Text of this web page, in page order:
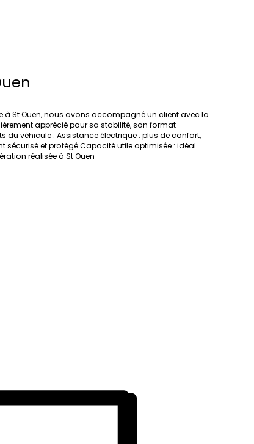
à St Ouen, nous avons accompagné un client avec la
apprécié pour sa stabilité, son format
du véhicule : Assistance électrique : plus de confort,
sécurisé et protégé Capacité utile optimisée : idéal
réalisée à St Ouen